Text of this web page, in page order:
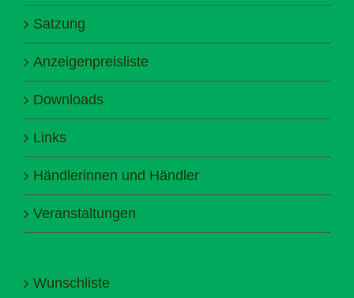
Satzung
Anzeigenpreisliste
Downloads
Links
Händlerinnen und Händler
Veranstaltungen
Wunschliste